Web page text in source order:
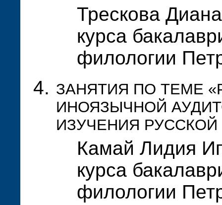
Трескова
курса
филологии
ЗАНЯТИЯ ПО ТЕМЕ
ИНОЯЗЫЧНОЙ
ИЗУЧЕНИЯ РУССКОЙ
Камай Лидия
курса
филологии